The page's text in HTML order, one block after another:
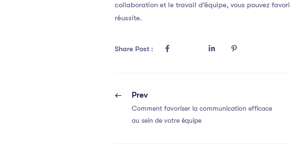
collaboration et le travail d’équipe, vous pouvez
réussite.
Share Post :
Prev
Comment favoriser la communication efficace
au sein de votre équipe